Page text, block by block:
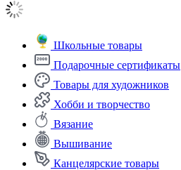
Школьные товары
Подарочные сертификаты
Товары для художников
Хобби и творчество
Вязание
Вышивание
Канцелярские товары